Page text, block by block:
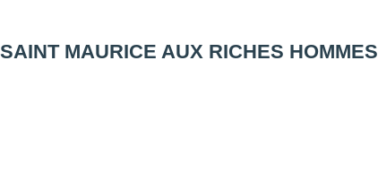
MAURICE AUX RICHES HOMMES